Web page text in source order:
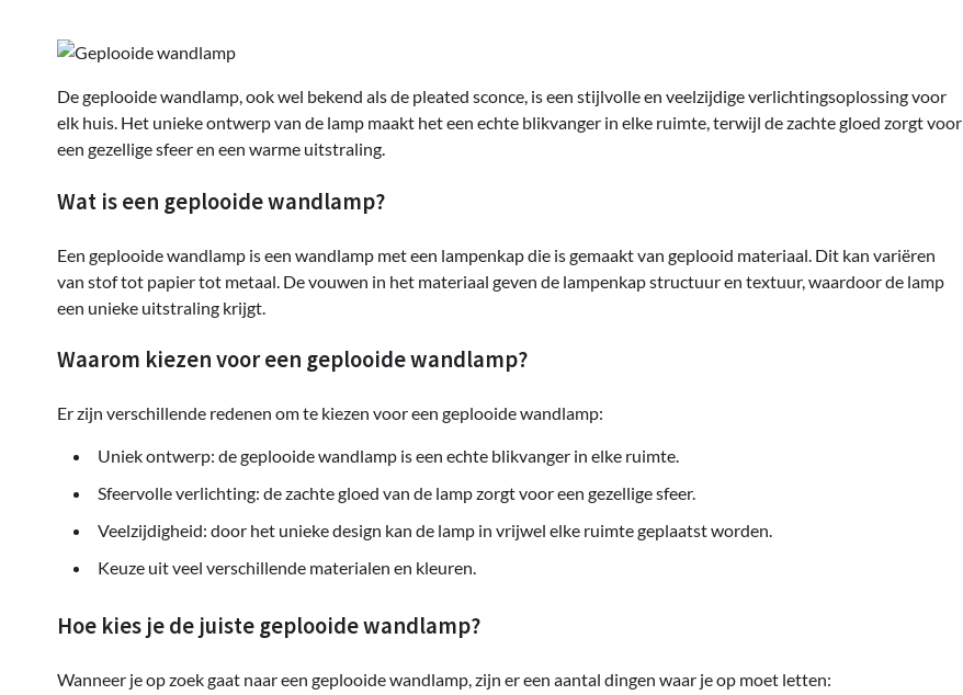
De geplooide wandlamp, ook wel bekend als de pleated sconce, is een stijlvolle en veelzijdige verlichtingsoplossing voor
elk huis. Het unieke ontwerp van de lamp maakt het een echte blikvanger in elke ruimte, terwijl de zachte gloed zorgt voor
een gezellige sfeer en een warme uitstraling.
Wat is een geplooide wandlamp?
Een geplooide wandlamp is een wandlamp met een lampenkap die is gemaakt van geplooid materiaal. Dit kan variëren
van stof tot papier tot metaal. De vouwen in het materiaal geven de lampenkap structuur en textuur, waardoor de lamp
een unieke uitstraling krijgt.
Waarom kiezen voor een geplooide wandlamp?
Er zijn verschillende redenen om te kiezen voor een geplooide wandlamp:
Uniek ontwerp: de geplooide wandlamp is een echte blikvanger in elke ruimte.
Sfeervolle verlichting: de zachte gloed van de lamp zorgt voor een gezellige sfeer.
Veelzijdigheid: door het unieke design kan de lamp in vrijwel elke ruimte geplaatst worden.
Keuze uit veel verschillende materialen en kleuren.
Hoe kies je de juiste geplooide wandlamp?
Wanneer je op zoek gaat naar een geplooide wandlamp, zijn er een aantal dingen waar je op moet letten: